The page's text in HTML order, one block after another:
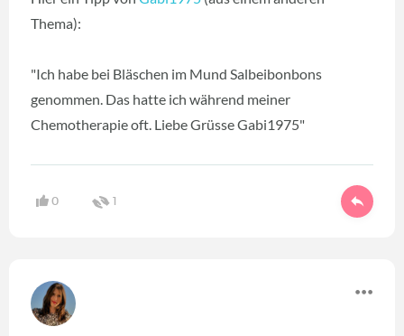
Thema):
"Ich habe bei Bläschen im Mund Salbeibonbons
genommen. Das hatte ich während meiner
Chemotherapie oft. Liebe Grüsse Gabi1975"
0 1